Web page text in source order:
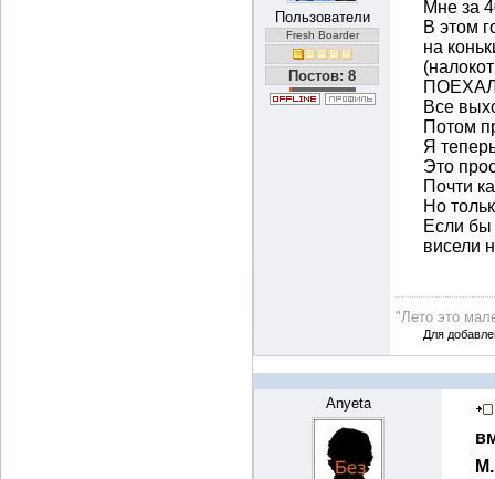
Пользователи
Fresh Boarder
Постов: 8
Мне за
В этом
на
Все
Потом
Я
Это
Почти
Но
Если бы
висели
"Лето это
Для
Anyeta